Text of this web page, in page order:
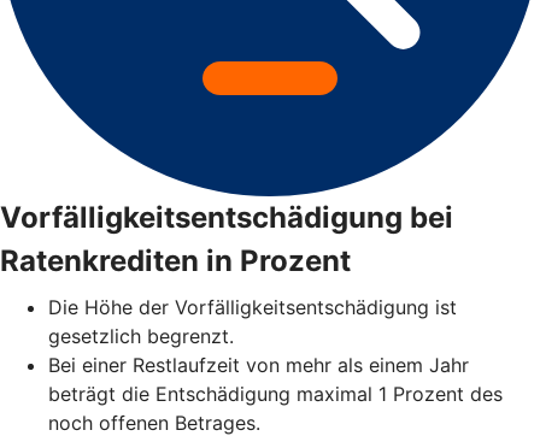
Vorfälligkeitsentschädigung bei
Ratenkrediten in Prozent
Die Höhe der Vorfälligkeitsentschädigung ist
gesetzlich begrenzt.
Bei einer Restlaufzeit von mehr als einem Jahr
beträgt die Entschädigung maximal 1 Prozent des
noch offenen Betrages.